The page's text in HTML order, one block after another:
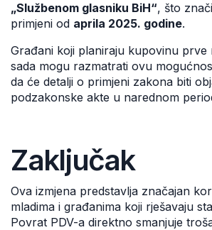
„Službenom glasniku BiH“, što
primjeni od aprila 2025. godine.
Građani koji planiraju kupovinu prve
sada mogu razmatrati ovu
da će detalji o primjeni zakona biti
podzakonske akte u narednom
Zaključak
Ova izmjena predstavlja značajan
mladima i građanima koji rješavaju
Povrat PDV-a direktno smanjuje